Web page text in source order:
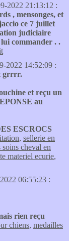
2022 21:13:12 :
, mensonges, et
ce 7 juillet
judiciaire
commander . .
2022 14:52:09 :
grrrr.
et reçu un
au
ESCROCS
, sellerie en
cheval en
materiel ecurie,
06:55:23 :
rien reçu
chiens, medailles